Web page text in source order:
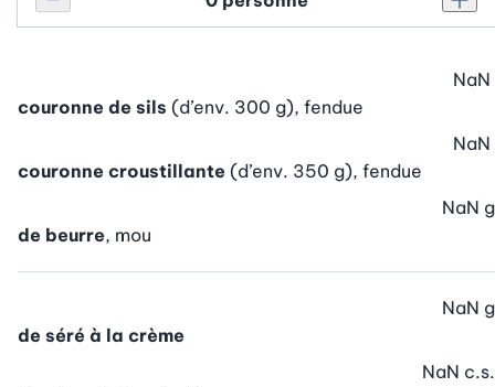
Réduire le nombre de personnes
Personnes
couronne de sils (d’env. 300 g), fendue
NaN
couronne croustillante (d’env. 350 g), fendue
NaN
de beurre, mou
NaN g
de séré à la crème
NaN g
NaN c.s.